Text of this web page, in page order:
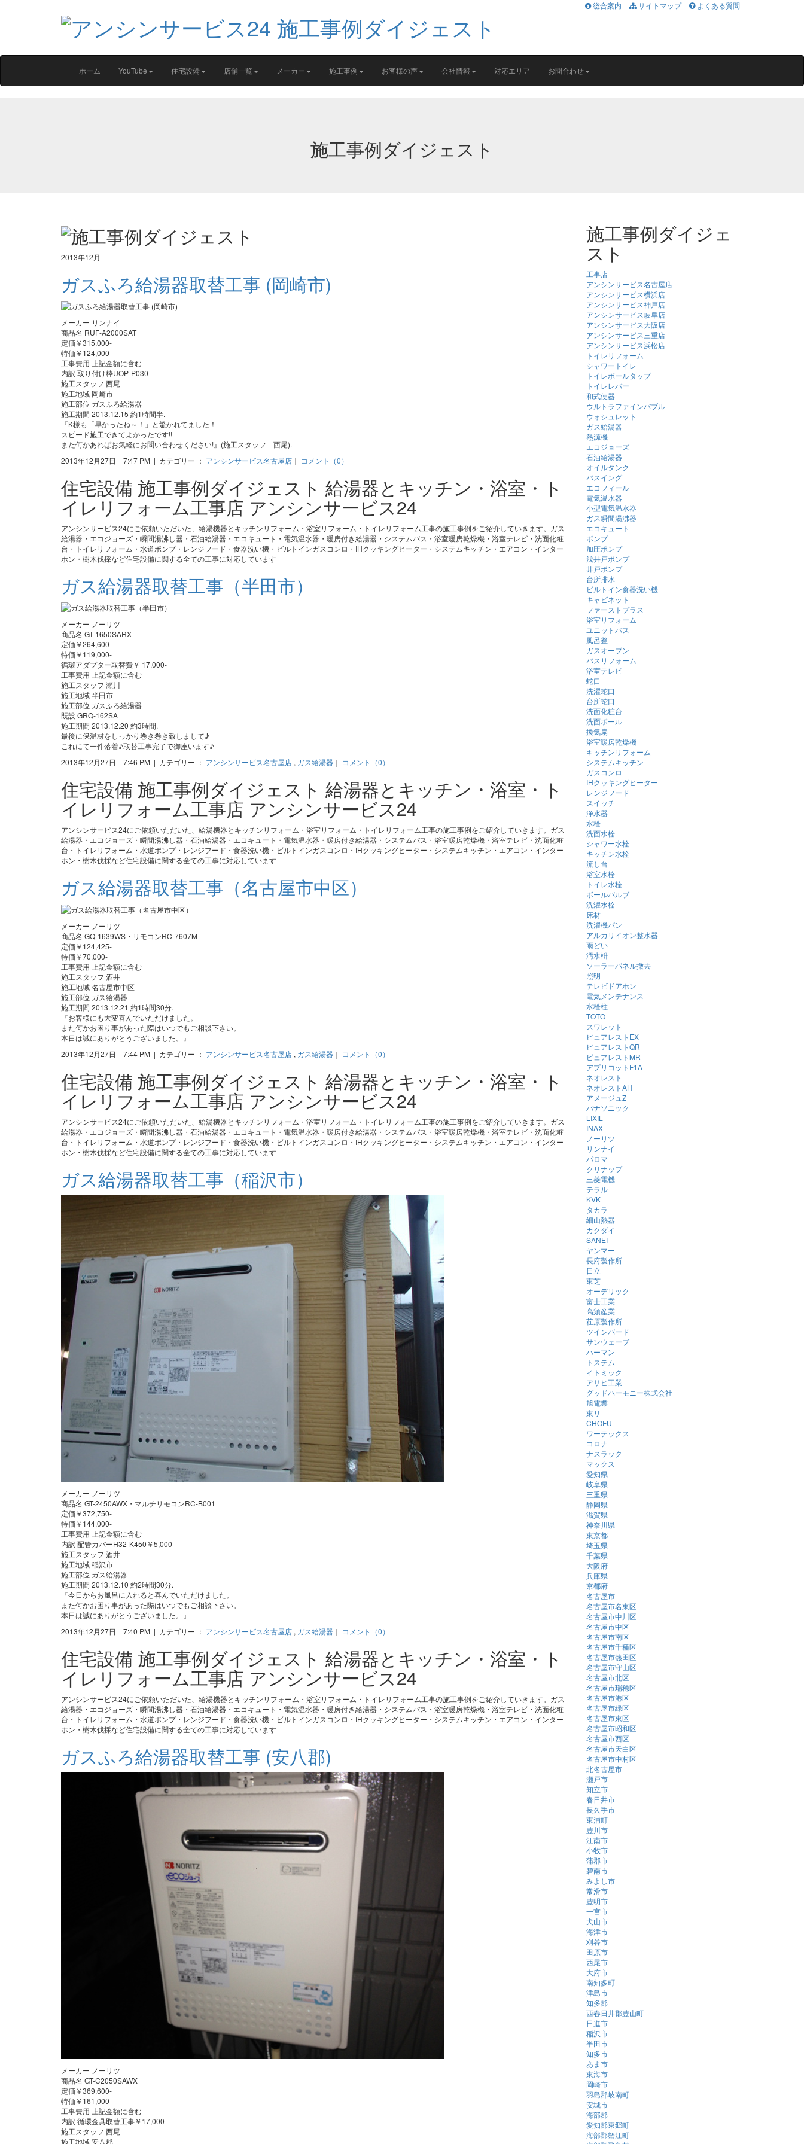
総合案内 サイトマップ よくある質問
ホーム YouTube 住宅設備 店舗一覧 メーカー 施工事例 お客様の声 会社情報 対応エリア お問合わせ
施工事例ダイジェスト
2013年12月
ガスふろ給湯器取替工事 (岡崎市)
メーカー リンナイ
商品名 RUF-A2000SAT
定価￥315,000-
特価￥124,000-
工事費用 上記金額に含む
内訳 取り付け枠UOP-P030
施工スタッフ 西尾
施工地域 岡崎市
施工部位 ガスふろ給湯器
施工期間 2013.12.15 約1時間半.
『K様も「早かったね～！」と驚かれてました！
スピード施工できてよかったです!!
また何かあればお気軽にお問い合わせください!』(施工スタッフ 西尾).
2013年12月27日 7:47 PM | カテゴリー ： アンシンサービス名古屋店 ｜ コメント（0）
住宅設備 施工事例ダイジェスト 給湯器とキッチン・浴室・ト
イレリフォーム工事店 アンシンサービス24
アンシンサービス24にご依頼いただいた、給湯機器とキッチンリフォーム・浴室リフォーム・トイレリフォーム工事の施工事例をご紹介していきます。ガス
給湯器・エコジョーズ・瞬間湯沸し器・石油給湯器・エコキュート・電気温水器・暖房付き給湯器・システムバス・浴室暖房乾燥機・浴室テレビ・洗面化粧
台・トイレリフォーム・水道ポンプ・レンジフード・食器洗い機・ビルトインガスコンロ・IHクッキングヒーター・システムキッチン・エアコン・インター
ホン・樹木伐採など住宅設備に関する全ての工事に対応しています
ガス給湯器取替工事（半田市）
メーカー ノーリツ
商品名 GT-1650SARX
定価￥264,600-
特価￥119,000-
循環アダプター取替費￥ 17,000-
工事費用 上記金額に含む
施工スタッフ 瀬川
施工地域 半田市
施工部位 ガスふろ給湯器
既設 GRQ-162SA
施工期間 2013.12.20 約3時間.
最後に保温材をしっかり巻き巻き致しまして♪
これにて一件落着♪取替工事完了で御座います♪
2013年12月27日 7:46 PM | カテゴリー ： アンシンサービス名古屋店 , ガス給湯器 ｜ コメント（0）
住宅設備 施工事例ダイジェスト 給湯器とキッチン・浴室・ト
イレリフォーム工事店 アンシンサービス24
アンシンサービス24にご依頼いただいた、給湯機器とキッチンリフォーム・浴室リフォーム・トイレリフォーム工事の施工事例をご紹介していきます。ガス
給湯器・エコジョーズ・瞬間湯沸し器・石油給湯器・エコキュート・電気温水器・暖房付き給湯器・システムバス・浴室暖房乾燥機・浴室テレビ・洗面化粧
台・トイレリフォーム・水道ポンプ・レンジフード・食器洗い機・ビルトインガスコンロ・IHクッキングヒーター・システムキッチン・エアコン・インター
ホン・樹木伐採など住宅設備に関する全ての工事に対応しています
ガス給湯器取替工事（名古屋市中区）
メーカー ノーリツ
商品名 GQ-1639WS・リモコンRC-7607M
定価￥124,425-
特価￥70,000-
工事費用 上記金額に含む
施工スタッフ 酒井
施工地域 名古屋市中区
施工部位 ガス給湯器
施工期間 2013.12.21 約1時間30分.
『お客様にも大変喜んでいただけました。
また何かお困り事があった際はいつでもご相談下さい。
本日は誠にありがとうございました。』
2013年12月27日 7:44 PM | カテゴリー ： アンシンサービス名古屋店 , ガス給湯器 ｜ コメント（0）
住宅設備 施工事例ダイジェスト 給湯器とキッチン・浴室・ト
イレリフォーム工事店 アンシンサービス24
アンシンサービス24にご依頼いただいた、給湯機器とキッチンリフォーム・浴室リフォーム・トイレリフォーム工事の施工事例をご紹介していきます。ガス
給湯器・エコジョーズ・瞬間湯沸し器・石油給湯器・エコキュート・電気温水器・暖房付き給湯器・システムバス・浴室暖房乾燥機・浴室テレビ・洗面化粧
台・トイレリフォーム・水道ポンプ・レンジフード・食器洗い機・ビルトインガスコンロ・IHクッキングヒーター・システムキッチン・エアコン・インター
ホン・樹木伐採など住宅設備に関する全ての工事に対応しています
ガス給湯器取替工事（稲沢市）
メーカー ノーリツ
商品名 GT-2450AWX・マルチリモコンRC-B001
定価￥372,750-
特価￥144,000-
工事費用 上記金額に含む
内訳 配管カバーH32-K450￥5,000-
施工スタッフ 酒井
施工地域 稲沢市
施工部位 ガス給湯器
施工期間 2013.12.10 約2時間30分.
『今日からお風呂に入れると喜んでいただけました。
また何かお困り事があった際はいつでもご相談下さい。
本日は誠にありがとうございました。』
2013年12月27日 7:40 PM | カテゴリー ： アンシンサービス名古屋店 , ガス給湯器 ｜ コメント（0）
住宅設備 施工事例ダイジェスト 給湯器とキッチン・浴室・ト
イレリフォーム工事店 アンシンサービス24
アンシンサービス24にご依頼いただいた、給湯機器とキッチンリフォーム・浴室リフォーム・トイレリフォーム工事の施工事例をご紹介していきます。ガス
給湯器・エコジョーズ・瞬間湯沸し器・石油給湯器・エコキュート・電気温水器・暖房付き給湯器・システムバス・浴室暖房乾燥機・浴室テレビ・洗面化粧
台・トイレリフォーム・水道ポンプ・レンジフード・食器洗い機・ビルトインガスコンロ・IHクッキングヒーター・システムキッチン・エアコン・インター
ホン・樹木伐採など住宅設備に関する全ての工事に対応しています
ガスふろ給湯器取替工事 (安八郡)
メーカー ノーリツ
商品名 GT-C2050SAWX
定価￥369,600-
特価￥161,000-
工事費用 上記金額に含む
内訳 循環金具取替工事￥17,000-
施工スタッフ 西尾
施工地域 安八郡
施工事例ダイジェ
スト
工事店
アンシンサービス名古屋店
アンシンサービス横浜店
アンシンサービス神戸店
アンシンサービス岐阜店
アンシンサービス大阪店
アンシンサービス三重店
アンシンサービス浜松店
トイレリフォーム
シャワートイレ
トイレボールタップ
トイレレバー
和式便器
ウルトラファインバブル
ウォシュレット
ガス給湯器
熱源機
エコジョーズ
石油給湯器
オイルタンク
バスイング
エコフィール
電気温水器
小型電気温水器
ガス瞬間湯沸器
エコキュート
ポンプ
加圧ポンプ
浅井戸ポンプ
井戸ポンプ
台所排水
ビルトイン食器洗い機
キャビネット
ファーストプラス
浴室リフォーム
ユニットバス
風呂釜
ガスオーブン
バスリフォーム
浴室テレビ
蛇口
洗濯蛇口
台所蛇口
洗面化粧台
洗面ボール
換気扇
浴室暖房乾燥機
キッチンリフォーム
システムキッチン
ガスコンロ
IHクッキングヒーター
レンジフード
スイッチ
浄水器
水栓
洗面水栓
シャワー水栓
キッチン水栓
流し台
浴室水栓
トイレ水栓
ボールバルブ
洗濯水栓
床材
洗濯機パン
アルカリイオン整水器
雨どい
汚水枡
ソーラーパネル撤去
照明
テレビドアホン
電気メンテナンス
水栓柱
TOTO
スワレット
ピュアレストEX
ピュアレストQR
ピュアレストMR
アプリコットF1A
ネオレスト
ネオレストAH
アメージュZ
パナソニック
LIXIL
INAX
ノーリツ
リンナイ
パロマ
クリナップ
三菱電機
テラル
KVK
タカラ
細山熱器
カクダイ
SANEI
ヤンマー
長府製作所
日立
東芝
オーデリック
富士工業
高須産業
荏原製作所
ツインバード
サンウェーブ
ハーマン
トステム
イトミック
アサヒ工業
グッドハーモニー株式会社
旭電業
東リ
CHOFU
ワーテックス
コロナ
ナスラック
マックス
愛知県
岐阜県
三重県
静岡県
滋賀県
神奈川県
東京都
埼玉県
千葉県
大阪府
兵庫県
京都府
名古屋市
名古屋市名東区
名古屋市中川区
名古屋市中区
名古屋市南区
名古屋市千種区
名古屋市熱田区
名古屋市守山区
名古屋市北区
名古屋市瑞穂区
名古屋市港区
名古屋市緑区
名古屋市東区
名古屋市昭和区
名古屋市西区
名古屋市天白区
名古屋市中村区
北名古屋市
瀬戸市
知立市
春日井市
長久手市
東浦町
豊川市
江南市
小牧市
蒲郡市
碧南市
みよし市
常滑市
豊明市
一宮市
犬山市
海津市
刈谷市
田原市
西尾市
大府市
南知多町
津島市
知多郡
西春日井郡豊山町
日進市
稲沢市
半田市
知多市
あま市
東海市
岡崎市
羽島郡岐南町
安城市
海部郡
愛知郡東郷町
海部郡蟹江町